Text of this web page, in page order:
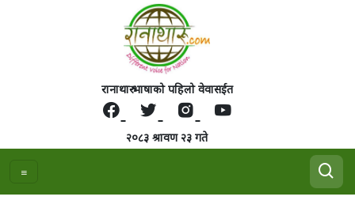
रानाथारु भाषाको पहिलो वेवासईत
२०८३ श्रावण २३ गते